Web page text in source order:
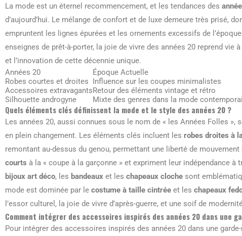
La mode est un éternel recommencement, et les tendances des
d’aujourd’hui. Le mélange de confort et de luxe demeure très prisé,
empruntent les lignes épurées et les ornements excessifs de
enseignes de prêt-à-porter, la joie de vivre des années 20 reprend vie
et l’innovation de cette décennie unique.
Années 20
Époque Actuelle
Robes courtes et droites Influence sur les coupes minimalistes
Accessoires extravagantsRetour des éléments vintage et rétro
Silhouette androgyne
Mixte des genres dans la mode
Quels éléments clés définissent la mode et le style des années 20 ?
Les années 20, aussi connues sous le nom de « les Années Folles »,
en plein changement. Les éléments clés incluent les robes droites à
remontant au-dessus du genou, permettant une liberté de
courts à la « coupe à la garçonne » et expriment leur indépendance
bijoux art déco, les bandeaux et les chapeaux cloche sont
mode est dominée par le costume à taille cintrée et les chapeaux
l’essor culturel, la joie de vivre d’après-guerre, et une soif de
Comment intégrer des accessoires inspirés des années 20 dans une
Pour intégrer des accessoires inspirés des années 20 dans une